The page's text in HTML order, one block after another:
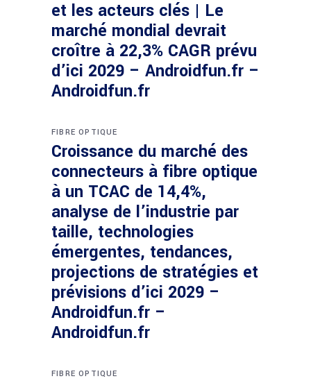
et les acteurs clés | Le
marché mondial devrait
croître à 22,3% CAGR prévu
d’ici 2029 – Androidfun.fr –
Androidfun.fr
FIBRE OPTIQUE
Croissance du marché des
connecteurs à fibre optique
à un TCAC de 14,4%,
analyse de l’industrie par
taille, technologies
émergentes, tendances,
projections de stratégies et
prévisions d’ici 2029 –
Androidfun.fr –
Androidfun.fr
FIBRE OPTIQUE